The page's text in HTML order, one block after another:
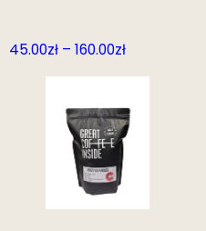
45.00zł – 160.00złZakres
45.00zł
do